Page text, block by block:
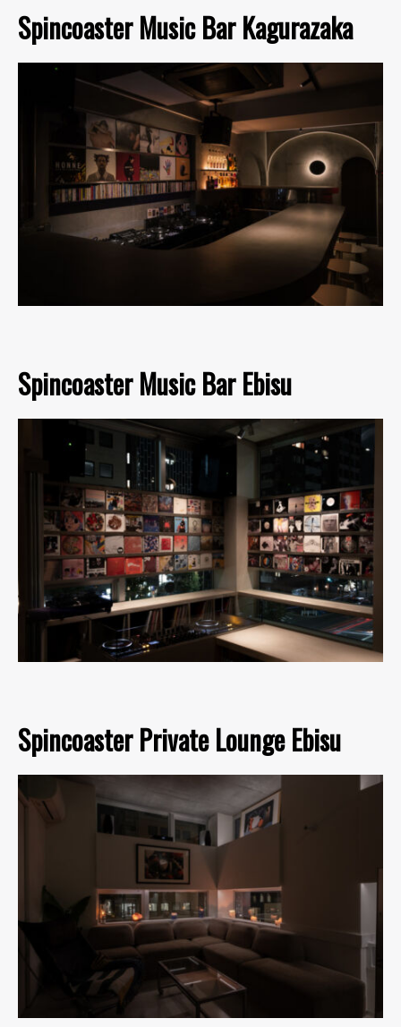
Spincoaster Music Bar Kagurazaka
Spincoaster Music Bar Ebisu
Spincoaster Private Lounge Ebisu